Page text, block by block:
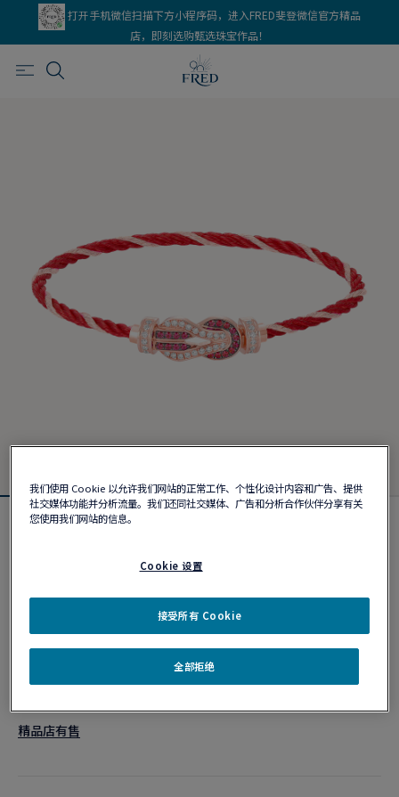
打开手机微信扫描下方小程序码，进入FRED斐登微信官方精品
店，即刻选购甄选珠宝作品！
个性化定制
精品店有售
我们使用 Cookie 以允许我们网站的正常工作、个性化设计内容和广告、提供
社交媒体功能并分析流量。我们还同社交媒体、广告和分析合作伙伴分享有关
您使用我们网站的信息。
Cookie 设置
全部拒绝
接受所有 Cookie